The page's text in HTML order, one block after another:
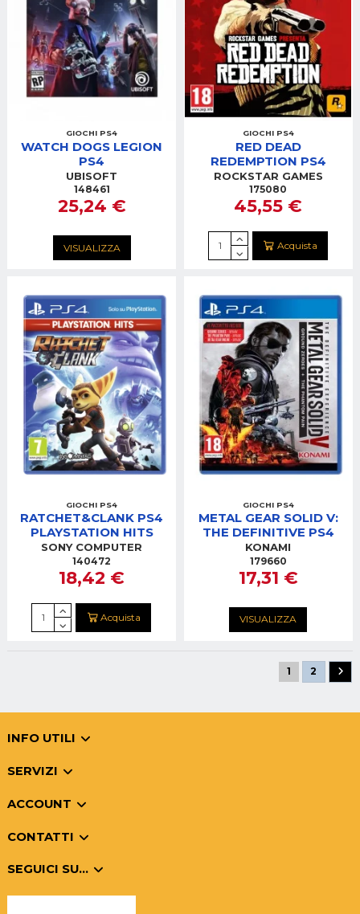
GIOCHI PS4
WATCH DOGS LEGION
PS4
UBISOFT
148461
25,24 €
VISUALIZZA
GIOCHI PS4
RED DEAD
REDEMPTION PS4
ROCKSTAR GAMES
175080
45,55 €
Acquista
GIOCHI PS4
RATCHET&CLANK PS4
PLAYSTATION HITS
SONY COMPUTER
140472
18,42 €
Acquista
GIOCHI PS4
METAL GEAR SOLID V:
THE DEFINITIVE PS4
KONAMI
179660
17,31 €
VISUALIZZA
1 2
INFO UTILI
SERVIZI
ACCOUNT
CONTATTI
SEGUICI SU...